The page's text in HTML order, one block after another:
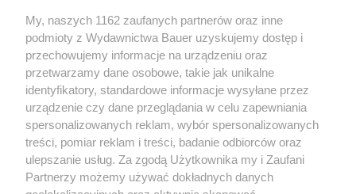
CZAS WOLNY
Wydanie specjalne magazynu "To&Owo TV Bravo
Sport" przywołuje klimat kultowego pisma
sportowego Bravo Sport
My, naszych 1162 zaufanych partnerów oraz inne
podmioty z Wydawnictwa Bauer uzyskujemy dostęp i
przechowujemy informacje na urządzeniu oraz
przetwarzamy dane osobowe, takie jak unikalne
identyfikatory, standardowe informacje wysyłane przez
urządzenie czy dane przeglądania w celu zapewniania
spersonalizowanych reklam, wybór spersonalizowanych
treści, pomiar reklam i treści, badanie odbiorców oraz
ulepszanie usług. Za zgodą Użytkownika my i Zaufani
Partnerzy możemy używać dokładnych danych